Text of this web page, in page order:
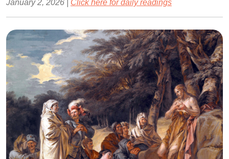
January 2, 2026 | Click here for daily readings